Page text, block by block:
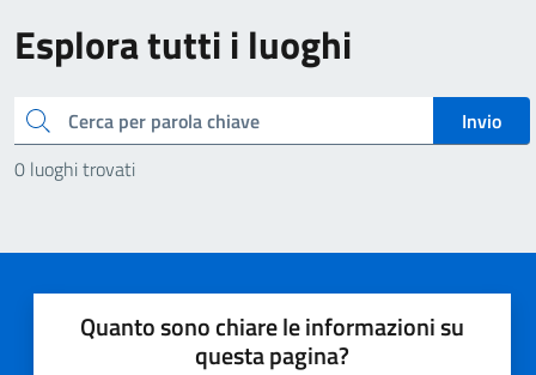
Esplora tutti i luoghi
Cerca
Invio
0 luoghi trovati
Quanto sono chiare le informazioni su
questa pagina?